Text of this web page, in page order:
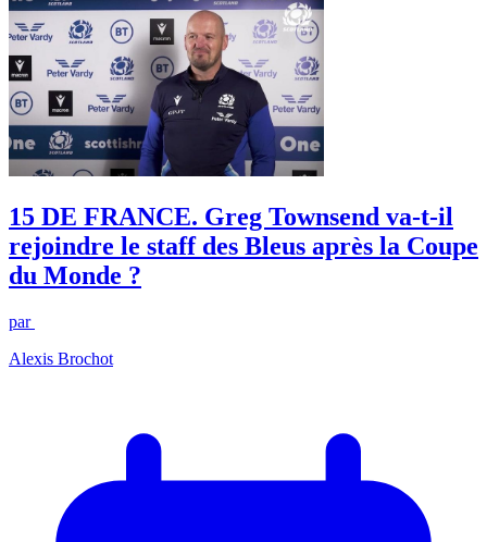
15 DE FRANCE. Greg Townsend va-t-il
rejoindre le staff des Bleus après la Coupe
du Monde ?
par
Alexis Brochot